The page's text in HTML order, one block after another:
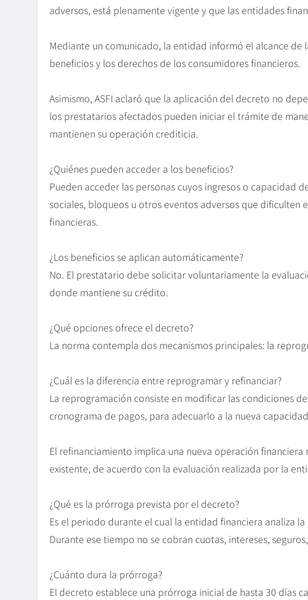
adversos, está plenamente vigente y que las entidades
Mediante un comunicado, la entidad informó el alcance
beneficios y los derechos de los consumidores financieros.
Asimismo, ASFI aclaró que la aplicación del decreto no
los prestatarios afectados pueden iniciar el trámite de
mantienen su operación crediticia.
¿Quiénes pueden acceder a los beneficios?
Pueden acceder las personas cuyos ingresos o capacidad
sociales, bloqueos u otros eventos adversos que dificulten
financieras.
¿Los beneficios se aplican automáticamente?
No. El prestatario debe solicitar voluntariamente la
donde mantiene su crédito.
¿Qué opciones ofrece el decreto?
La norma contempla dos mecanismos principales: la
¿Cuál es la diferencia entre reprogramar y refinanciar?
La reprogramación consiste en modificar las condiciones
cronograma de pagos, para adecuarlo a la nueva
El refinanciamiento implica una nueva operación
existente, de acuerdo con la evaluación realizada por la
¿Qué es la prórroga prevista por el decreto?
Es el periodo durante el cual la entidad financiera analiza
Durante ese tiempo no se cobran cuotas, intereses,
¿Cuánto dura la prórroga?
El decreto establece una prórroga inicial de hasta 30 días